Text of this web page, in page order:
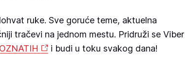
ruke. Sve goruće teme, aktuelna
tračevi na jednom mestu. Pridruži se Viber
i budi u toku svakog dana!